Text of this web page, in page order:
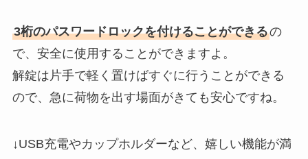
3桁のパスワードロックを付けることができるの
で、安全に使用することができますよ。
解錠は片手で軽く置けばすぐに行うことができる
ので、急に荷物を出す場面がきても安心ですね。
↓USB充電やカップホルダーなど、嬉しい機能が満